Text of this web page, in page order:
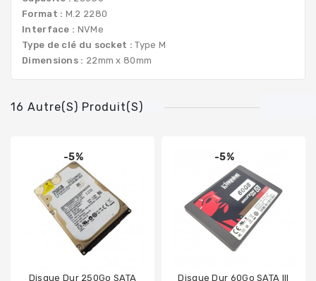
Format : M.2 2280
Interface : NVMe
Type de clé du socket : Type M
Dimensions : 22mm x 80mm
16 Autre(s) Produit(s)
-5%
Disque Dur 250Go SATA
-5%
Disque Dur 60Go SATA III